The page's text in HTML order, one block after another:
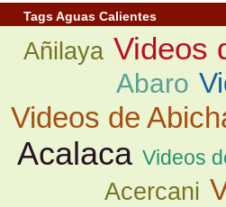
Tags Aguas Calientes
Añilaya Videos
Abaro
Videos de
Acalaca Videos
Acercani